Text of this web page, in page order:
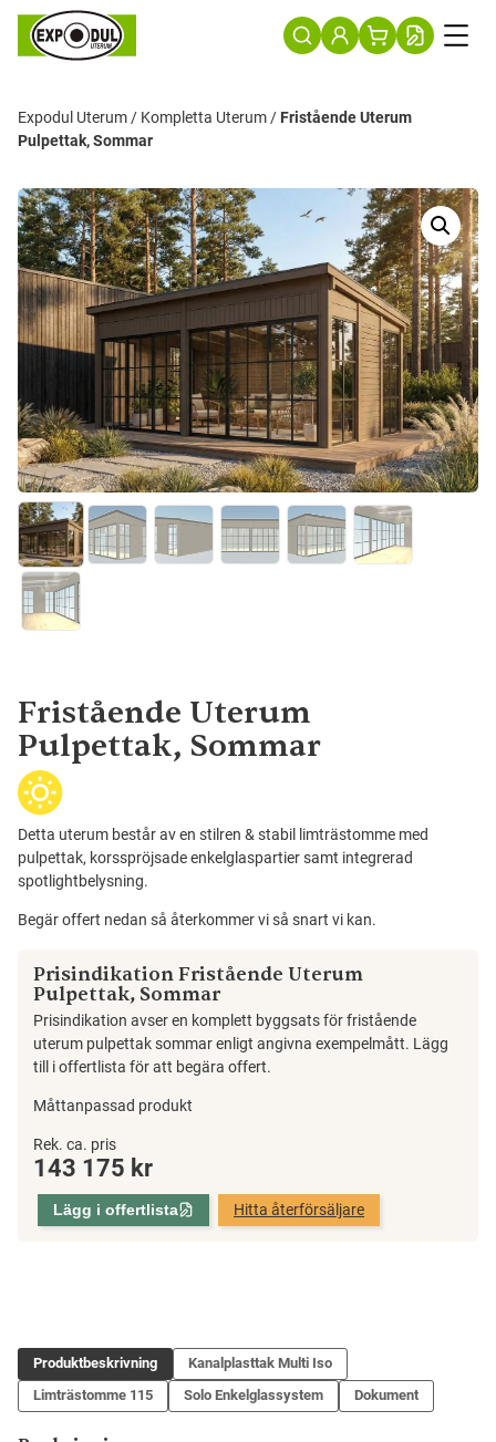
Expodul Uterum/ Kompletta Uterum/ Fristående Uterum
Pulpettak, Sommar
Fristående Uterum
Pulpettak, Sommar
Detta uterum består av en stilren & stabil limträstomme med
pulpettak, korsspröjsade enkelglaspartier samt integrerad
spotlightbelysning.
Begär offert nedan så återkommer vi så snart vi kan.
Prisindikation Fristående Uterum
Pulpettak, Sommar
Prisindikation avser en komplett byggsats för fristående
uterum pulpettak sommar enligt angivna exempelmått. Lägg
till i offertlista för att begära offert.
Måttanpassad produkt
Fristående
Uterum
Pulpettak,
Sommar
Rek. ca. pris
143 175 kr
Lägg i offertlista Hitta återförsäljare
Produktbeskrivning
Kanalplasttak Multi Iso
Limträstomme 115
Solo Enkelglassystem Dokument